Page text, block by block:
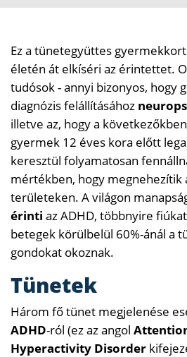
Ez a tünetegyüttes
életén át elkíséri az érintettet.
tudósok - annyi bizonyos, hogy
diagnózis felállításához
illetve az, hogy a
gyermek 12 éves kora előtt
keresztül folyamatosan
mértékben, hogy megnehezítik
területeken. A világon
érinti az ADHD, többnyire
betegek körülbelül 60%-ánál a
gondokat okoznak.
Tünetek
Három fő tünet megjelenése
ADHD-ról (ez az angol
Hyperactivity Disorder